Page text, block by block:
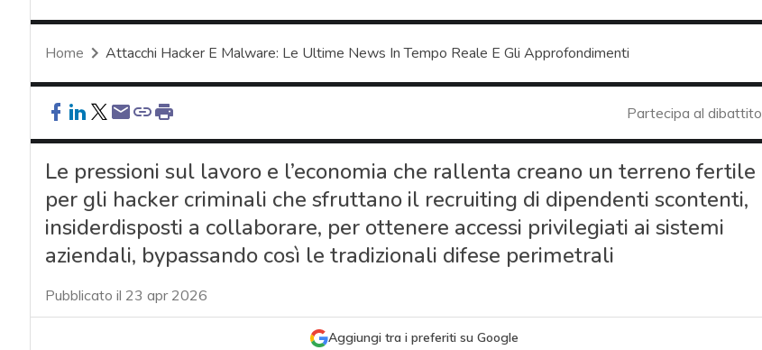
Home Attacchi Hacker E Malware: Le Ultime News In Tempo Reale E Gli Approfondimenti
Partecipa al dibattito
Le pressioni sul lavoro e l’economia che rallenta creano un terreno fertile
per gli hacker criminali che sfruttano il recruiting di dipendenti scontenti,
insiderdisposti a collaborare, per ottenere accessi privilegiati ai sistemi
aziendali, bypassando così le tradizionali difese perimetrali
Pubblicato il 23 apr 2026
Aggiungi tra i preferiti su Google